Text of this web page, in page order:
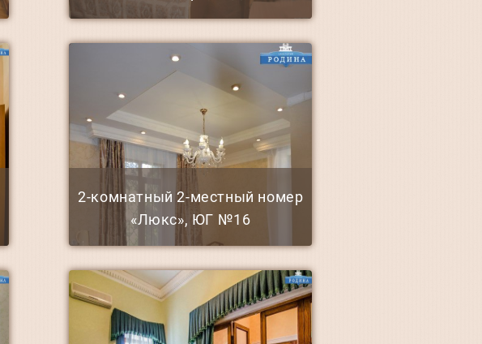
2-комнатный 2-местный номер
«Люкс», ЮГ №16